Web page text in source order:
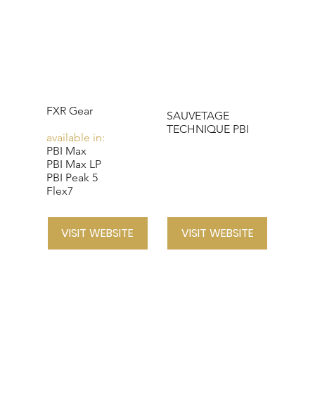
FXR Gear
available in:
PBI Max
PBI Max LP
PBI Peak 5
Flex7
VISIT WEBSITE
SAUVETAGE
TECHNIQUE PBI
VISIT WEBSITE